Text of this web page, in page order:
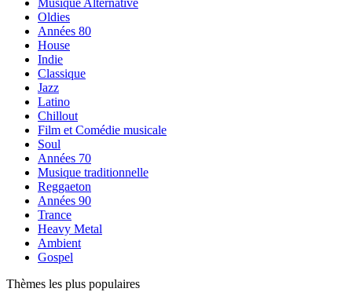
Musique Alternative
Oldies
Années 80
House
Indie
Classique
Jazz
Latino
Chillout
Film et Comédie musicale
Soul
Années 70
Musique traditionnelle
Reggaeton
Années 90
Trance
Heavy Metal
Ambient
Gospel
Thèmes les plus populaires